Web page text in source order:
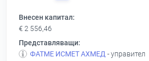
Внесен капитал:
€ 2 556,46
Представляващи:
ФАТМЕ ИСМЕТ АХМЕД - управител